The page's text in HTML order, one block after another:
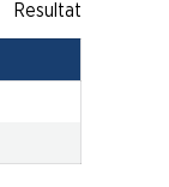
Resultat